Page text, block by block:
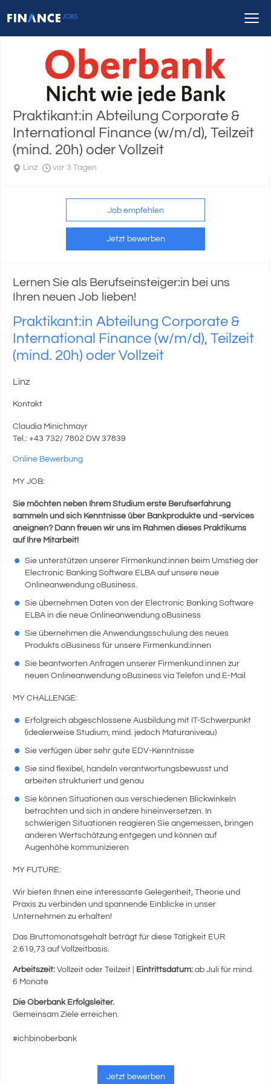
Praktikant:in Abteilung Corporate &
International Finance (w/m/d), Teilzeit
(mind. 20h) oder Vollzeit
Linz vor 3 Tagen
Job empfehlen
Jetzt bewerben
Lernen Sie als Berufseinsteiger:in bei uns
Ihren neuen Job lieben!
Praktikant:in Abteilung Corporate &
International Finance (w/m/d), Teilzeit
(mind. 20h) oder Vollzeit
Linz
Kontakt
Claudia Minichmayr
Tel.: +43 732/ 7802 DW 37839
Online Bewerbung
MY JOB:
Sie möchten neben Ihrem Studium erste Berufserfahrung
sammeln und sich Kenntnisse über Bankprodukte und -services
aneignen? Dann freuen wir uns im Rahmen dieses Praktikums
auf Ihre Mitarbeit!
Sie unterstützen unserer Firmenkund:innen beim Umstieg der
Electronic Banking Software ELBA auf unsere neue
Onlineanwendung oBusiness.
Sie übernehmen Daten von der Electronic Banking Software
ELBA in die neue Onlineanwendung oBusiness
Sie übernehmen die Anwendungsschulung des neues
Produkts oBusiness für unsere Firmenkund:innen
Sie beantworten Anfragen unserer Firmenkund:innen zur
neuen Onlineanwendung oBusiness via Telefon und E-Mail
MY CHALLENGE:
Erfolgreich abgeschlossene Ausbildung mit IT-Schwerpunkt
(idealerweise Studium, mind. jedoch Maturaniveau)
Sie verfügen über sehr gute EDV-Kenntnisse
Sie sind flexibel, handeln verantwortungsbewusst und
arbeiten strukturiert und genau
Sie können Situationen aus verschiedenen Blickwinkeln
betrachten und sich in andere hineinversetzen. In
schwierigen Situationen reagieren Sie angemessen, bringen
anderen Wertschätzung entgegen und können auf
Augenhöhe kommunizieren
MY FUTURE:
Wir bieten Ihnen eine interessante Gelegenheit, Theorie und
Praxis zu verbinden und spannende Einblicke in unser
Unternehmen zu erhalten!
Das Bruttomonatsgehalt beträgt für diese Tätigkeit EUR
2.619,73 auf Vollzeitbasis.
Arbeitszeit: Vollzeit oder Teilzeit | Eintrittsdatum: ab Juli für mind.
6 Monate
Die Oberbank Erfolgsleiter.
Gemeinsam Ziele erreichen.
#ichbinoberbank
Jetzt bewerben